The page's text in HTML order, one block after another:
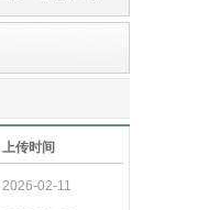
上传时间
2026-02-11